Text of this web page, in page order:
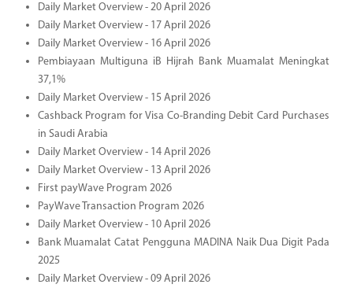
Daily Market Overview - 20 April 2026
Daily Market Overview - 17 April 2026
Daily Market Overview - 16 April 2026
Pembiayaan Multiguna iB Hijrah Bank Muamalat Meningkat
37,1%
Daily Market Overview - 15 April 2026
Cashback Program for Visa Co-Branding Debit Card Purchases
in Saudi Arabia
Daily Market Overview - 14 April 2026
Daily Market Overview - 13 April 2026
First payWave Program 2026
PayWave Transaction Program 2026
Daily Market Overview - 10 April 2026
Bank Muamalat Catat Pengguna MADINA Naik Dua Digit Pada
2025
Daily Market Overview - 09 April 2026